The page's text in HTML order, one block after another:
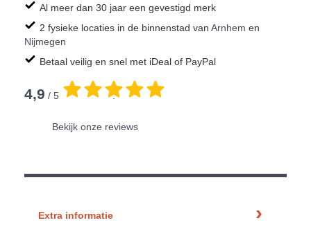
Al meer dan 30 jaar een gevestigd merk
2 fysieke locaties in de binnenstad van Arnhem en
Nijmegen
Betaal veilig en snel met iDeal of PayPal
4,9 / 5 .
Bekijk onze reviews
Extra informatie